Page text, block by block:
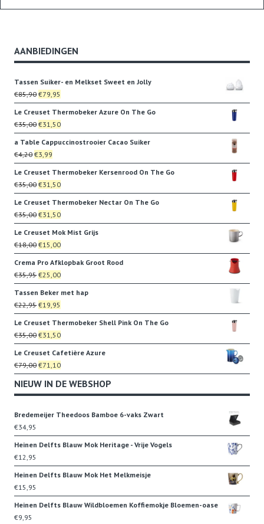
AANBIEDINGEN
Tassen Suiker- en Melkset Sweet en Jolly
€85,90Oorspronkelijke
prijs
was:
€85,90.
€79,95
prijs
is:
€79,95.
Le Creuset Thermobeker Azure On The Go
€35,00Oorspronkelijke
prijs
was:
€35,00.
€31,50Huidige
prijs
a Table Cappuccinostrooier Cacao Suiker
€4,20Oorspronkelijke
prijs
was:
€4,20.
€3,99
prijs
is:
€3,99.
Le Creuset Thermobeker Kersenrood On The Go
€35,00Oorspronkelijke
prijs
was:
€35,00.
€31,50Huidige
prijs
is:
€31,50.
Le Creuset Thermobeker Nectar On The Go
€35,00Oorspronkelijke
prijs
was:
€35,00.
€31,50Huidige
prijs
is:
€31,50.
Le Creuset Mok Mist Grijs
€18,00Oorspronkelijke
prijs
was:
€18,00.
€15,00Huidige
prijs
is:
€15,00.
Crema Pro Afklopbak Groot Rood
€35,95Oorspronkelijke
prijs
was:
€35,95.
€25,00Huidige
prijs
is:
€25,00.
Tassen Beker met hap
€22,95Oorspronkelijke
prijs
was:
€22,95.
€19,95
prijs
is:
€19,95.
Le Creuset Thermobeker Shell Pink On The Go
€35,00Oorspronkelijke
prijs
was:
€35,00.
€31,50Huidige
prijs
is:
€31,50.
Le Creuset Cafetière Azure
€79,00Oorspronkelijke
prijs
was:
€71,10Huidige
prijs
is:
NIEUW IN DE WEBSHOP
Bredemeijer Theedoos Bamboe 6-vaks Zwart
€34,95
Heinen Delfts Blauw Mok Heritage - Vrije Vogels
€12,95
Heinen Delfts Blauw Mok Het Melkmeisje
€15,95
Heinen Delfts Blauw Wildbloemen Koffiemokje Bloemen-oase
€9,95